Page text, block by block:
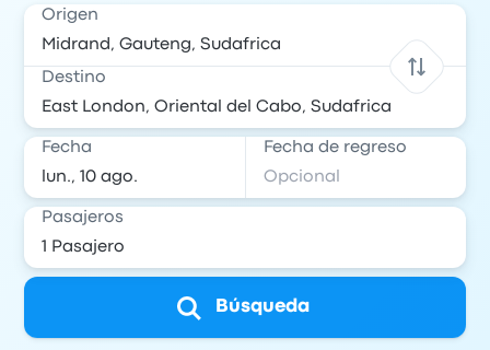
Origen
Destino
Fecha Fecha de regreso
Pasajeros
Búsqueda